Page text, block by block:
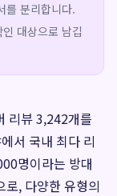
를 분리합니다.
대상으로 남깁
리뷰 3,242개를
서 국내 최다 리
명이라는 방대
로, 다양한 유형의